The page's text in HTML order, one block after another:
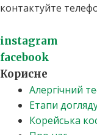
контактуйте
instagram
facebook
Корисне
Алергічний
Етапи
Корейська